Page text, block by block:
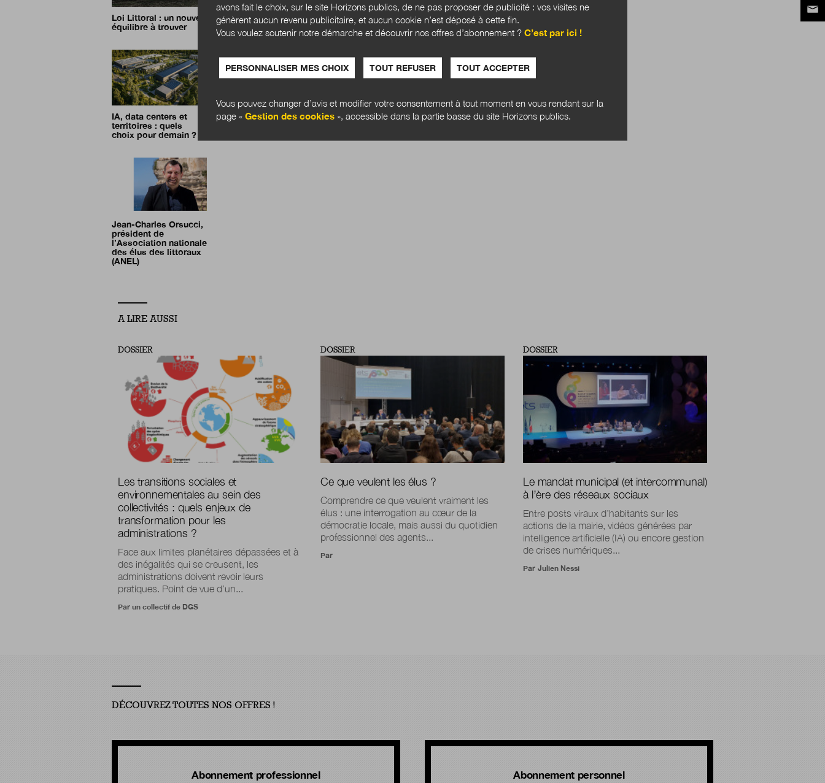
Loi Littoral : un nouvel
équilibre à trouver
IA, data centers et
territoires : quels
choix pour demain ?
Jean-Charles Orsucci,
président de
l’Association nationale
des élus des littoraux
(ANEL)
A LIRE AUSSI
DOSSIER
Les transitions sociales et
environnementales au sein des
collectivités : quels enjeux de
transformation pour les
administrations ?
Face aux limites planétaires dépassées et à
des inégalités qui se creusent, les
administrations doivent revoir leurs
pratiques. Point de vue d’un...
Par un collectif de DGS
DOSSIER
Ce que veulent les élus ?
Comprendre ce que veulent vraiment les
élus : une interrogation au cœur de la
démocratie locale, mais aussi du quotidien
professionnel des agents...
Par
DOSSIER
Le mandat municipal (et intercommunal)
à l’ère des réseaux sociaux
Entre posts viraux d’habitants sur les
actions de la mairie, vidéos générées par
intelligence artificielle (IA) ou encore gestion
de crises numériques...
Par Julien Nessi
DÉCOUVREZ TOUTES NOS OFFRES !
Abonnement professionnel Abonnement personnel
avons fait le choix, sur le site Horizons publics, de ne pas proposer de publicité : vos visites ne
génèrent aucun revenu publicitaire, et aucun cookie n’est déposé à cette fin.
Vous voulez soutenir notre démarche et découvrir nos offres d’abonnement ? C’est par ici !
PERSONNALISER MES CHOIX TOUT REFUSER TOUT ACCEPTER
Vous pouvez changer d’avis et modifier votre consentement à tout moment en vous rendant sur la
page « Gestion des cookies », accessible dans la partie basse du site Horizons publics.